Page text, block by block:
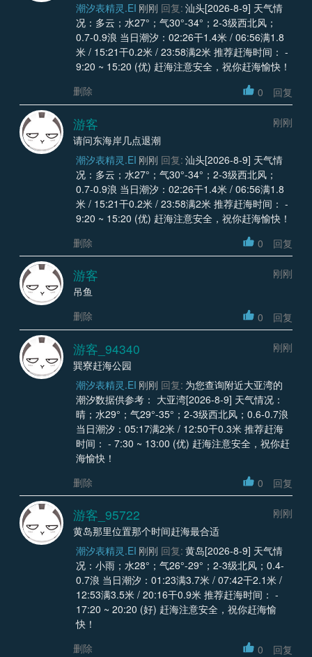
潮汐表精灵.EI 刚刚 回复: 汕头[2026-8-9] 天气情
况：多云；水27°；气30°-34°；2-3级西北风；
0.7-0.9浪 当日潮汐：02:26干1.4米 / 06:56满1.8
米 / 15:21干0.2米 / 23:58满2米 推荐赶海时间： -
9:20 ~ 15:20 (优) 赶海注意安全，祝你赶海愉快！
删除
0 回复
游客
刚刚
请问东海岸几点退潮
潮汐表精灵.EI 刚刚 回复: 汕头[2026-8-9] 天气情
况：多云；水27°；气30°-34°；2-3级西北风；
0.7-0.9浪 当日潮汐：02:26干1.4米 / 06:56满1.8
米 / 15:21干0.2米 / 23:58满2米 推荐赶海时间： -
9:20 ~ 15:20 (优) 赶海注意安全，祝你赶海愉快！
删除
0 回复
游客
刚刚
吊鱼
删除
0 回复
游客_94340
刚刚
巽寮赶海公园
潮汐表精灵.EI 刚刚 回复: 为您查询附近大亚湾的
潮汐数据供参考： 大亚湾[2026-8-9] 天气情况：
晴；水29°；气29°-35°；2-3级西北风；0.6-0.7浪
当日潮汐：05:17满2米 / 12:50干0.3米 推荐赶海
时间： - 7:30 ~ 13:00 (优) 赶海注意安全，祝你赶
海愉快！
删除
0 回复
游客_95722
刚刚
黄岛那里位置那个时间赶海最合适
潮汐表精灵.EI 刚刚 回复: 黄岛[2026-8-9] 天气情
况：小雨；水28°；气26°-29°；2-3级北风；0.4-
0.7浪 当日潮汐：01:23满3.7米 / 07:42干2.1米 /
12:53满3.5米 / 20:16干0.9米 推荐赶海时间： -
17:20 ~ 20:20 (好) 赶海注意安全，祝你赶海愉
快！
删除
0 回复